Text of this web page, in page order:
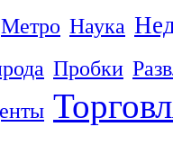
Метро Наука
Пробки